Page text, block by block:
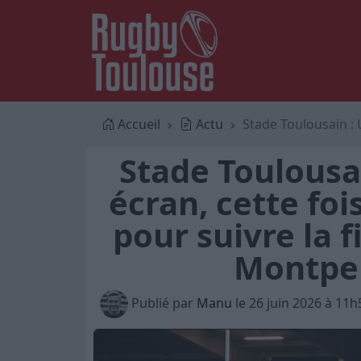
Accueil Actu Stade Toulousain : Un
Stade
écran, cette
pour suivre la
Publié par Manu le 26 juin 2026 à